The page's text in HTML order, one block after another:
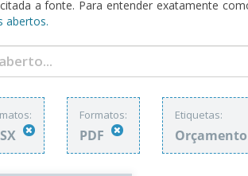
a fonte. Para entender exatamente
abertos.
Formatos:
PDF
Etiquetas: